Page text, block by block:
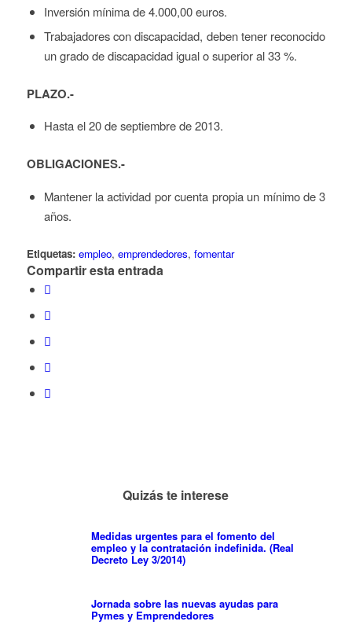
Inversión mínima de 4.000,00 euros.
Trabajadores con discapacidad, deben tener reconocido
un grado de discapacidad igual o superior al 33 %.
PLAZO.-
Hasta el 20 de septiembre de 2013.
OBLIGACIONES.-
Mantener la actividad por cuenta propia un mínimo de 3
años.
Etiquetas: empleo, emprendedores, fomentar
Compartir esta entrada
Quizás te interese
Medidas urgentes para el fomento del
empleo y la contratación indefinida. (Real
Decreto Ley 3/2014)
Jornada sobre las nuevas ayudas para
Pymes y Emprendedores